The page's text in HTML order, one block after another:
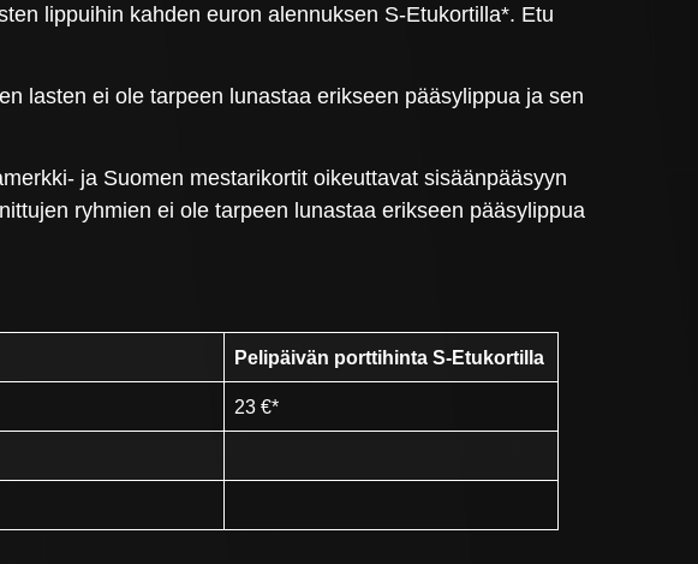
lippuihin kahden euron alennuksen S-Etukortilla*. Etu
lasten ei ole tarpeen lunastaa erikseen pääsylippua ja sen
ja Suomen mestarikortit oikeuttavat sisäänpääsyyn
ryhmien ei ole tarpeen lunastaa erikseen pääsylippua
Pelipäivän porttihinta S-Etukortilla
23 €*